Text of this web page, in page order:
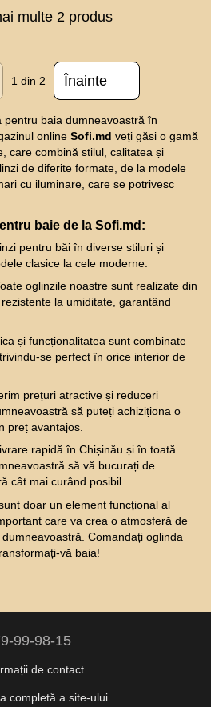
multe 2 produs
1 din 2 Înainte
baia dumneavoastră în
online Sofi.md veți găsi o gamă
care combină stilul, calitatea și
de diferite formate, de la modele
cu iluminare, care se potrivesc
baie de la Sofi.md:
pentru băi în diverse stiluri și
clasice la cele moderne.
oglinzile noastre sunt realizate din
la umiditate, garantând
și funcționalitatea sunt combinate
se perfect în orice interior de
prețuri atractive și reduceri
să puteți achiziționa o
preț avantajos.
rapidă în Chișinău și în toată
să vă bucurați de
cât mai curând posibil.
doar un element funcțional al
care va crea o atmosferă de
Comandați oglinda
vă baia!
99-98-15
de contact
completă a site-ului